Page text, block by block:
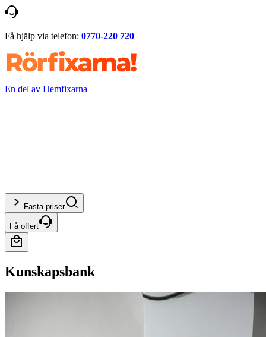
Få hjälp via telefon: 0770-220 720
En del av Hemfixarna
Fasta priser
Få offert
Kunskapsbank